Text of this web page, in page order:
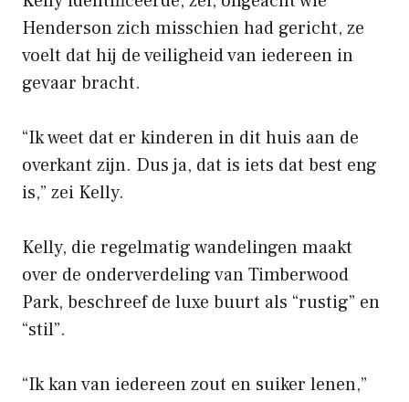
Henderson zich misschien had gericht, ze
voelt dat hij de veiligheid van iedereen in
gevaar bracht.
“Ik weet dat er kinderen in dit huis aan de
overkant zijn. Dus ja, dat is iets dat best eng
is,” zei Kelly.
Kelly, die regelmatig wandelingen maakt
over de onderverdeling van Timberwood
Park, beschreef de luxe buurt als “rustig” en
“stil”.
“Ik kan van iedereen zout en suiker lenen,”